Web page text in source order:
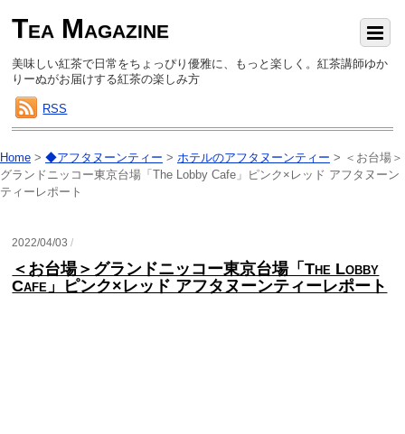
Tea Magazine
美味しい紅茶で日常をちょっぴり優雅に、もっと楽しく。紅茶講師ゆか
りーぬがお届けする紅茶の楽しみ方
RSS
Home > ◆アフタヌーンティー > ホテルのアフタヌーンティー > ＜お台場＞
グランドニッコー東京台場「The Lobby Cafe」ピンク×レッド アフタヌーン
ティーレポート
2022/04/03/
＜お台場＞グランドニッコー東京台場「The Lobby
Cafe」ピンク×レッド アフタヌーンティーレポート